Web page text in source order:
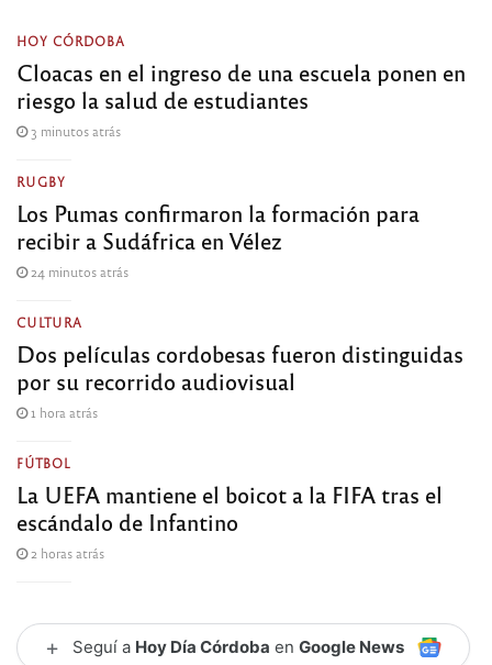
HOY CÓRDOBA
Cloacas en el ingreso de una escuela ponen en
riesgo la salud de estudiantes
3 minutos atrás
RUGBY
Los Pumas confirmaron la formación para
recibir a Sudáfrica en Vélez
24 minutos atrás
CULTURA
Dos películas cordobesas fueron distinguidas
por su recorrido audiovisual
1 hora atrás
FÚTBOL
La UEFA mantiene el boicot a la FIFA tras el
escándalo de Infantino
2 horas atrás
+ Seguí a Hoy Día Córdoba en Google News